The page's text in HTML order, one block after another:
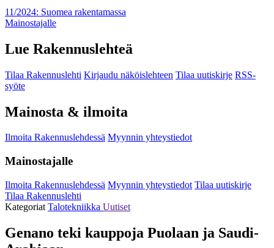
11/2024: Suomea rakentamassa
Mainostajalle
Lue Rakennuslehteä
Tilaa Rakennuslehti Kirjaudu näköislehteen Tilaa uutiskirje RSS-
syöte
Mainosta & ilmoita
Ilmoita Rakennuslehdessä Myynnin yhteystiedot
Mainostajalle
Ilmoita Rakennuslehdessä Myynnin yhteystiedot Tilaa uutiskirje
Tilaa Rakennuslehti
Kategoriat Talotekniikka Uutiset
Genano teki kauppoja Puolaan ja Saudi-